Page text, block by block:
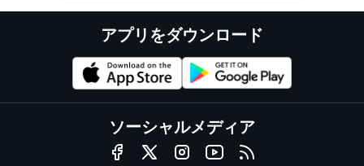
アプリをダウンロード
ソーシャルメディア